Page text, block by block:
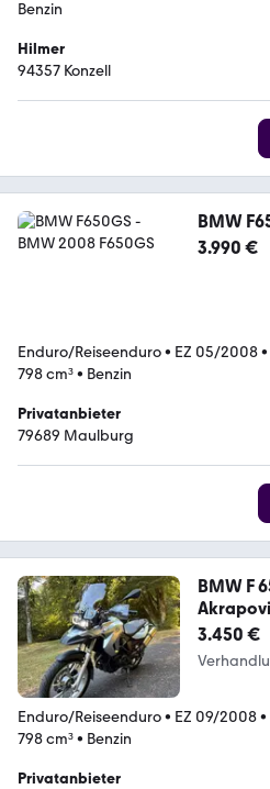
Benzin
Hilmer
94357 Konzell
BMW
3.990 €
Enduro/Reiseenduro• EZ 05/2008•
798 cm³• Benzin
Privatanbieter
79689 Maulburg
BMW F
3.450 €
Enduro/Reiseenduro• EZ 09/2008•
798 cm³• Benzin
Privatanbieter